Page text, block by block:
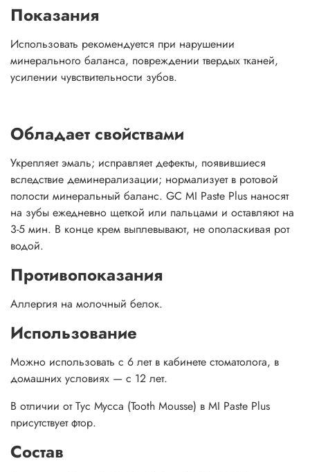
Показания
Использовать рекомендуется при нарушении
минерального баланса, повреждении твердых тканей,
усилении чувствительности зубов.
Обладает свойствами
Укрепляет эмаль; исправляет дефекты, появившиеся
вследствие деминерализации; нормализует в ротовой
полости минеральный баланс. GC MI Paste Plus наносят
на зубы ежедневно щеткой или пальцами и оставляют на
3-5 мин. В конце крем выплевывают, не ополаскивая рот
водой.
Противопоказания
Аллергия на молочный белок.
Использование
Можно использовать с 6 лет в кабинете стоматолога, в
домашних условиях — с 12 лет.
В отличии от Тус Мусса (Tooth Mousse) в MI Paste Plus
присутствует фтор.
Состав